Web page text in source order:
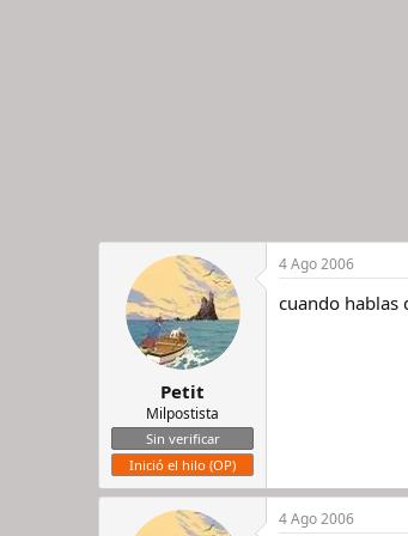
Petit
Milpostista
Sin verificar
Inició el hilo (OP)
4 Ago 2006
cuando hablas
4 Ago 2006